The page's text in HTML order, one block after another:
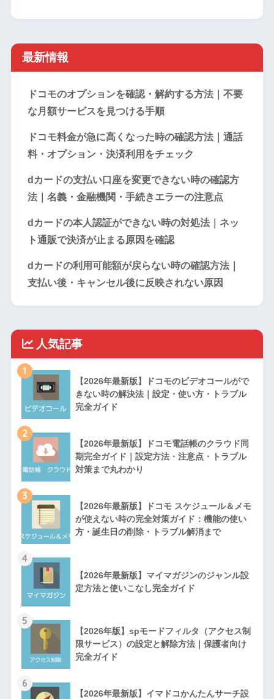
最新情報
ドコモのオプションを確認・解約する方法｜不要
な月額サービスを見つける手順
ドコモ料金が急に高くなった時の確認方法｜通話
料・オプション・決済利用をチェック
dカードの支払い口座を変更できない時の確認方
法｜名義・金融機関・手続きエラーの注意点
dカードの本人認証ができない時の対処法｜ネッ
ト通販で決済が止まる原因を確認
dカードの利用可能額が戻らない時の確認方法｜
支払い後・キャンセル後に反映されない原因
人気記事
1
【2026年最新版】ドコモのビデオコールがで
きない時の解決法｜設定・使い方・トラブル
完全ガイド
2
【2026年最新版】ドコモ電話帳のクラウド同
期完全ガイド｜設定方法・注意点・トラブル
対策まで丸わかり
3
【2026年最新版】ドコモ スケジュール＆メモ
が使えない時の完全対策ガイド：機能の使い
方・誕生日の削除・トラブル解消まで
4
【2026年最新版】マイマガジンのジャンル設
定方法と使いこなし完全ガイド
5
【2026年版】spモードフィルタ（アクセス制
限サービス）の設定と解除方法｜保護者向け
完全ガイド
6
【2026年最新版】イマドコかんたんサーチ設